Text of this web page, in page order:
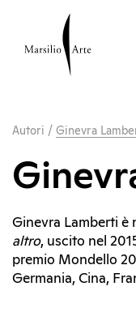
Autori / Ginevra
Ginevra Lamberti è
altro, uscito nel
premio Mondello
Germania, Cina,